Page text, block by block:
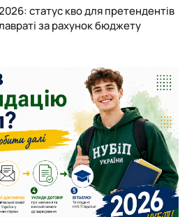
статус кво для претендентів
за рахунок бюджету